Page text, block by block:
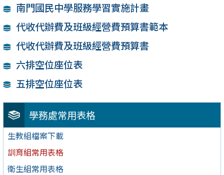
學務處常用表格
生教組檔案下載
訓育組常用表格
衛生組常用表格
南門國民中學服務學習實施計畫
代收代辦費及班級經營費預算書範本
代收代辦費及班級經營費預算書
六排空位座位表
五排空位座位表